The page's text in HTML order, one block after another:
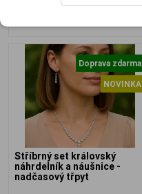
Doprava zdarma
NOVINKA
Stříbrný set královský
náhrdelník a náušnice -
nadčasový třpyt